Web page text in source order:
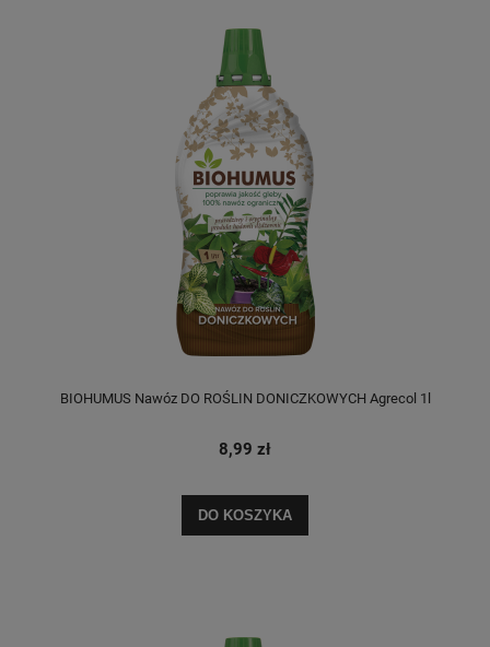
BIOHUMUS Nawóz DO ROŚLIN DONICZKOWYCH Agrecol 1l
8,99 zł
DO KOSZYKA